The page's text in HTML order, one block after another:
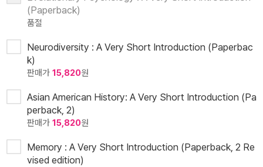
(Paperback)
품절
Neurodiversity : A Very Short Introduction (Paperbac
k)
판매가 15,820원
Asian American History: A Very Short Introduction (Pa
perback, 2)
판매가 15,820원
Memory : A Very Short Introduction (Paperback, 2 Re
vised edition)